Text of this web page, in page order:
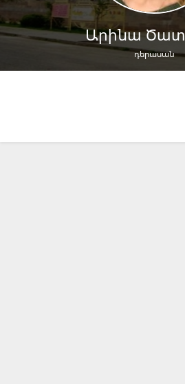
Արինա
դերասան